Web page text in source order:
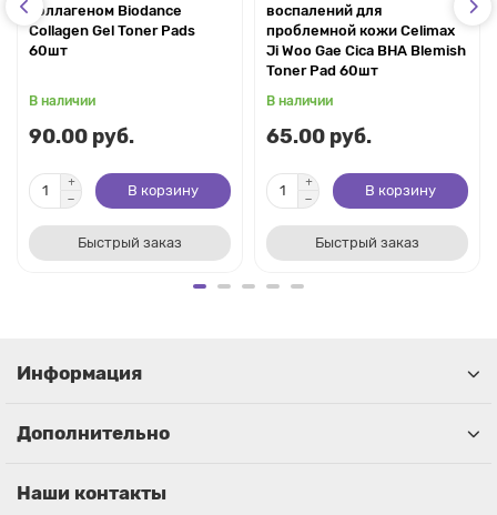
коллагеном Biodance
Collagen Gel Toner Pads
60шт
В наличии
90.00 руб.
В корзину
Быстрый заказ
воспалений для
проблемной кожи Celimax
Ji Woo Gae Cica BHA Blemish
Toner Pad 60шт
В наличии
65.00 руб.
В корзину
Быстрый заказ
Информация
Дополнительно
Наши контакты